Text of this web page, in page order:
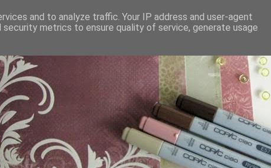
and to analyze traffic. Your IP address and user-agent
metrics to ensure quality of service, generate usage